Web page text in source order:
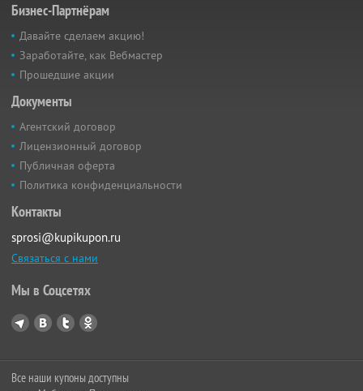
Бизнес-Партнёрам
Давайте сделаем акцию!
Заработайте, как Вебмастер
Прошедшие акции
Документы
Агентский договор
Лицензионный договор
Публичная оферта
Политика конфиденциальности
Контакты
sprosi@kupikupon.ru
Связаться с нами
Мы в Соцсетях
Все наши купоны доступны